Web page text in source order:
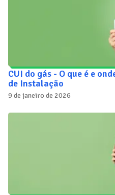
CUI do gás - O que é e
de Instalação
9 de janeiro de 2026